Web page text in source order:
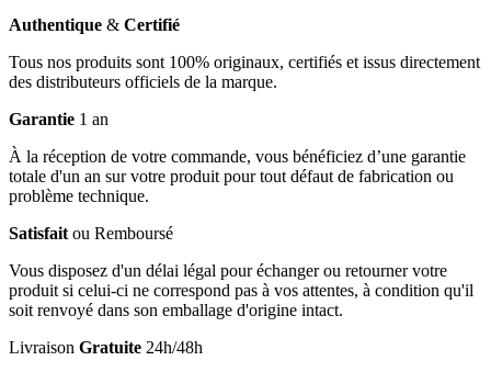
Authentique & Certifié
Tous nos produits sont 100% originaux, certifiés et issus directement
des distributeurs officiels de la marque.
Garantie 1 an
À la réception de votre commande, vous bénéficiez d’une garantie
totale d'un an sur votre produit pour tout défaut de fabrication ou
problème technique.
Satisfait ou Remboursé
Vous disposez d'un délai légal pour échanger ou retourner votre
produit si celui-ci ne correspond pas à vos attentes, à condition qu'il
soit renvoyé dans son emballage d'origine intact.
Livraison Gratuite 24h/48h